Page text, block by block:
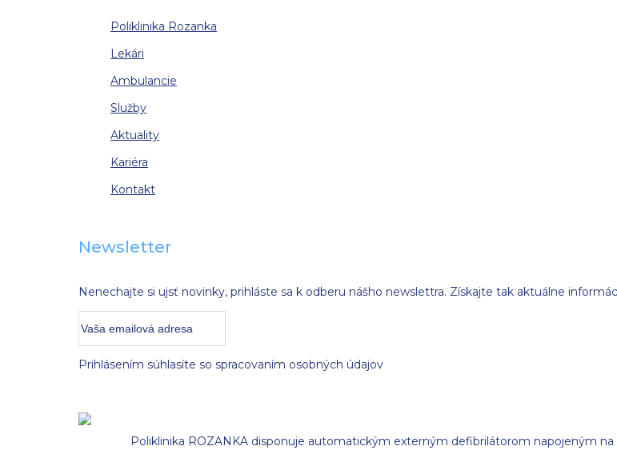
Poliklinika Rozanka
Lekári
Ambulancie
Služby
Aktuality
Kariéra
Kontakt
Newsletter
Nenechajte si ujsť novinky, prihláste sa k odberu nášho newslettra. Získajte tak aktuálne
Prihlásením súhlasíte so spracovaním osobných údajov
Poliklinika ROZANKA disponuje automatickým externým defibrilátorom napojeným